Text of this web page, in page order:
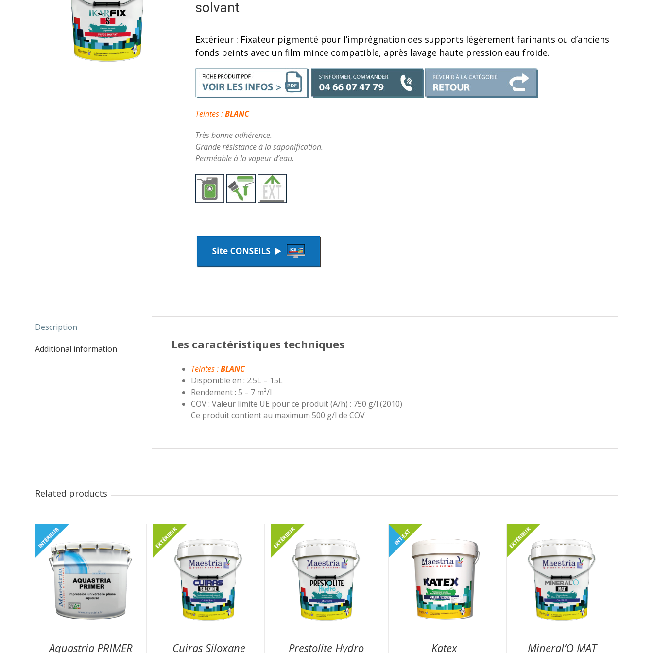
solvant
Extérieur : Fixateur pigmenté pour l’imprégnation des supports légèrement farinants ou d’anciens
fonds peints avec un film mince compatible, après lavage haute pression eau froide.
Teintes :BLANC
Très bonne adhérence.
Grande résistance à la saponification.
Perméable à la vapeur d’eau.
Description
Additional information Les caractéristiques techniques
Teintes :BLANC
Disponible en : 2.5L – 15L
Rendement : 5 – 7 m²/l
COV : Valeur limite UE pour ce produit (A/h) : 750 g/l (2010)
Ce produit contient au maximum 500 g/l de COV
Related products
Aquastria PRIMER Cuiras Siloxane Prestolite Hydro Katex Mineral’O MAT